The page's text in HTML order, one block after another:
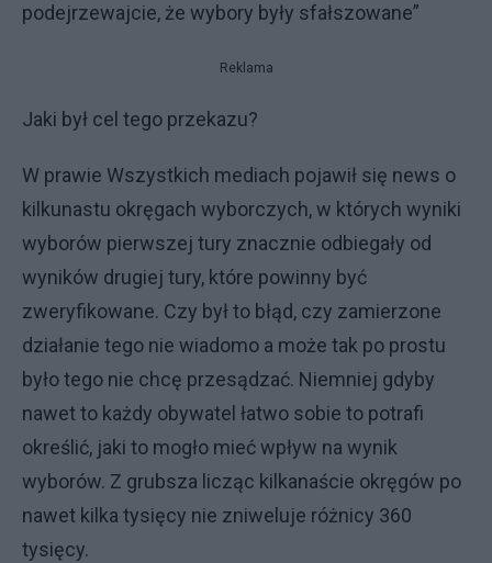
podejrzewajcie, że wybory były sfałszowane”
Reklama
Jaki był cel tego przekazu?
W prawie Wszystkich mediach pojawił się news o
kilkunastu okręgach wyborczych, w których wyniki
wyborów pierwszej tury znacznie odbiegały od
wyników drugiej tury, które powinny być
zweryfikowane. Czy był to błąd, czy zamierzone
działanie tego nie wiadomo a może tak po prostu
było tego nie chcę przesądzać. Niemniej gdyby
nawet to każdy obywatel łatwo sobie to potrafi
określić, jaki to mogło mieć wpływ na wynik
wyborów. Z grubsza licząc kilkanaście okręgów po
nawet kilka tysięcy nie zniweluje różnicy 360
tysięcy.